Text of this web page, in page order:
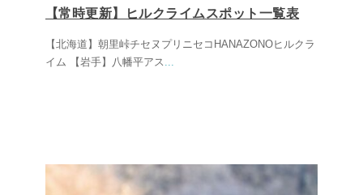
【常時更新】ヒルクライムスポット一覧表
【北海道】朝里峠チセヌプリニセコHANAZONOヒルクラ
イム 【岩手】八幡平アス ...